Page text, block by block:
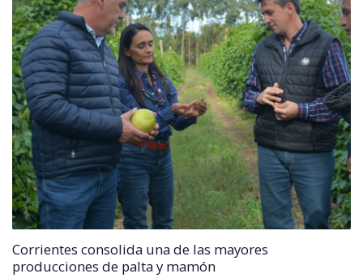
Corrientes consolida una de las mayores
producciones de palta y mamón